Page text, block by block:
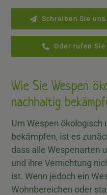
Schreiben Sie
Oder rufen
Wie Sie Wespen
nachhaltig
Um Wespen ökologisch
bekämpfen, ist es
dass alle Wespenarten
und ihre Vernichtung
ist. Wenn jedoch ein
Wohnbereichen oder